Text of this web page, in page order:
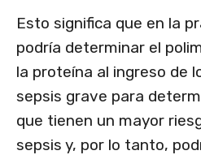
Esto significa que en la
podría determinar el
la proteína al ingreso de
sepsis grave para
que tienen un mayor
sepsis y, por lo tanto,